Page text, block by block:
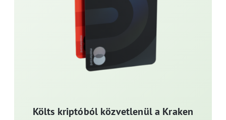
Költs kriptóból közvetlenül a Kraken